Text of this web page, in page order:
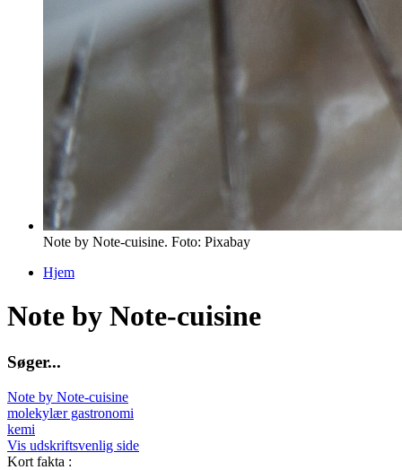
Note by Note-cuisine. Foto: Pixabay
Hjem
Note by Note-cuisine
Søger...
Note by Note-cuisine
molekylær gastronomi
kemi
Vis udskriftsvenlig side
Kort fakta :